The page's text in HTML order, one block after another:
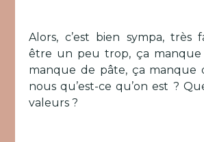
Alors, c’est bien sympa, très
être un peu trop, ça manque
manque de pâte, ça manque
nous qu’est-ce qu’on est ?
valeurs ?